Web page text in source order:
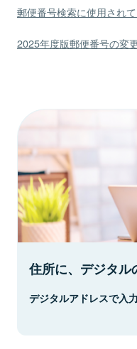
郵便番号検索に使用され
2025年度版郵便番号の変
住所に、デジタル
デジタルアドレスで入